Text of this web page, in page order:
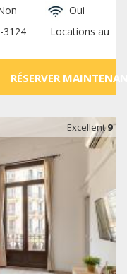
Oui
3124
Locations au
RÉSERVER
Excellent9